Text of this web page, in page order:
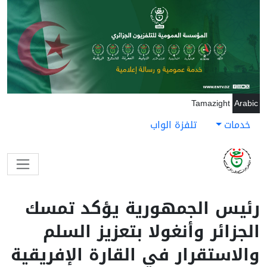
تجاوز إلى المحتوى الرئيسي
Arabic
Tamazight
خدمات تلفزة الواب
رئيس الجمهورية يؤكد تمسك
الجزائر وأنغولا بتعزيز السلم
والاستقرار في القارة الإفريقية